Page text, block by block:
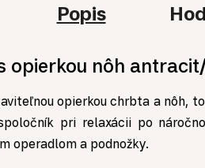
Popis
opierkou nôh
opierkou chrbta a nôh,
pri relaxácii po
operadlom a podnožky.